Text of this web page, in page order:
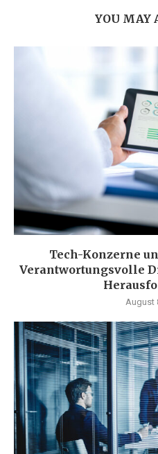
YOU MAY
Tech-Konzerne
Verantwortungsvolle
August